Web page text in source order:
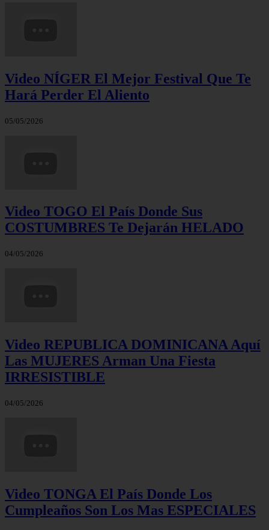
Video NÍGER El Mejor Festival Que Te
Hará Perder El Aliento
05/05/2026
Video TOGO El País Donde Sus
COSTUMBRES Te Dejarán HELADO
04/05/2026
Video REPUBLICA DOMINICANA Aquí
Las MUJERES Arman Una Fiesta
IRRESISTIBLE
04/05/2026
Video TONGA El País Donde Los
Cumpleaños Son Los Mas ESPECIALES